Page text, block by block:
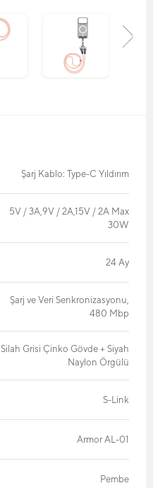
Şarj Kablo: Type-C Yıldırım
5V / 3A,9V / 2A,15V / 2A Max
30W
24 Ay
Şarj ve Veri Senkronizasyonu,
480 Mbp
Silah Grisi Çinko Gövde + Siyah
Naylon Örgülü
S-Link
Armor AL-01
Pembe